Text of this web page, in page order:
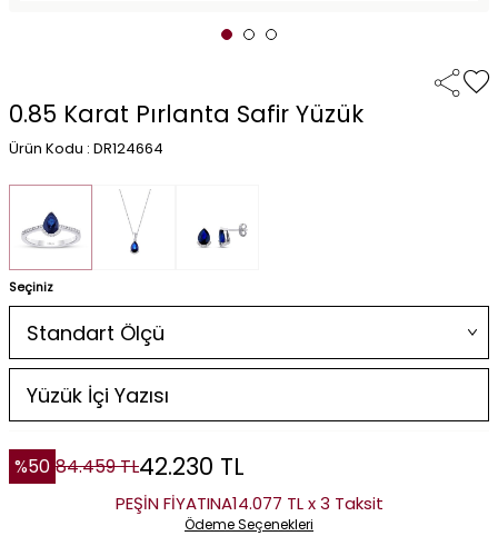
0.85 Karat Pırlanta Safir Yüzük
Ürün Kodu : DR124664
Seçiniz
%50 84.459TL42.230 TL
PEŞİN FİYATINA14.077 TL x 3 Taksit
Ödeme Seçenekleri